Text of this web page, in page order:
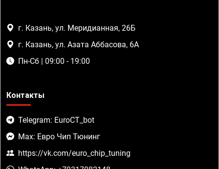
г. Казань, ул. Меридианная, 26Б
г. Казань, ул. Азата Аббасова, 6А
Пн-Сб | 09:00 - 19:00
Контакты
Telegram: EuroCT_bot
Max: Евро Чип Тюнинг
https://vk.com/euro_chip_tuning